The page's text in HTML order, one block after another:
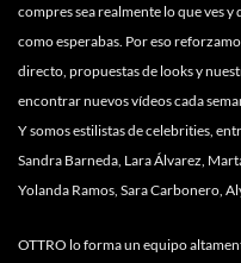
compres sea realmente lo que ves
como esperabas. Por eso
directo, propuestas de looks y
encontrar nuevos vídeos cada
Y somos estilistas de celebrities,
Sandra Barneda, Lara Álvarez,
Yolanda Ramos, Sara Carbonero,
OTTRO lo forma un equipo